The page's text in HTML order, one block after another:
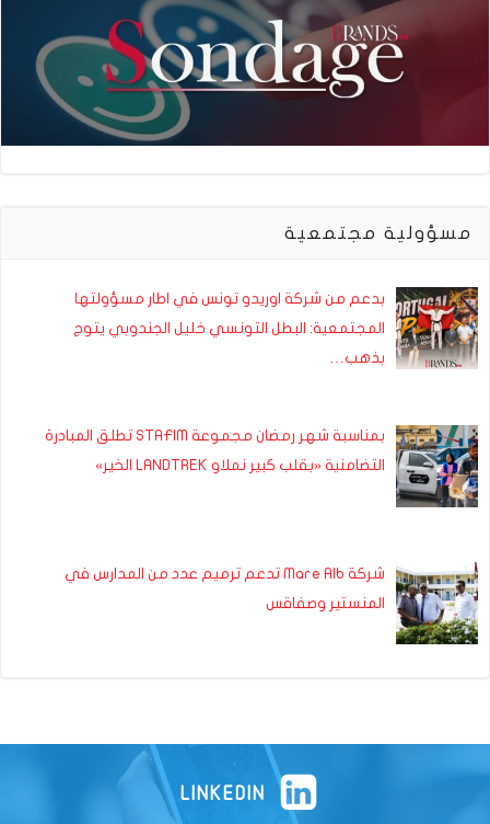
مسؤولية مجتمعية
بدعم من شركة اوريدو تونس في اطار مسؤولتها
المجتمعية: البطل التونسي خليل الجندوبي يتوج
بذهب…
بمناسبة شهر رمضان مجموعة STAFIM تطلق المبادرة
التضامنية «بقلب كبير نملاو LANDTREK الخير»
شركة Mare Alb تدعم ترميم عدد من المدارس في
المنستير وصفاقس
LINKEDIN